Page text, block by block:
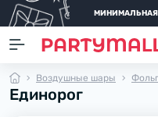
МИНИМАЛЬНАЯ
Воздушные шары
Единорог